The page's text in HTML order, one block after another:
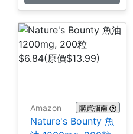
Amazon 購買指南
Nature's Bounty 魚